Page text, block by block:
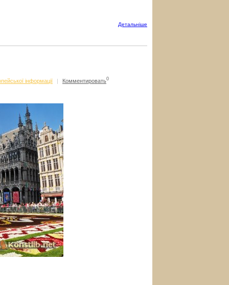
Детальнiше
інформації | Комментировать0